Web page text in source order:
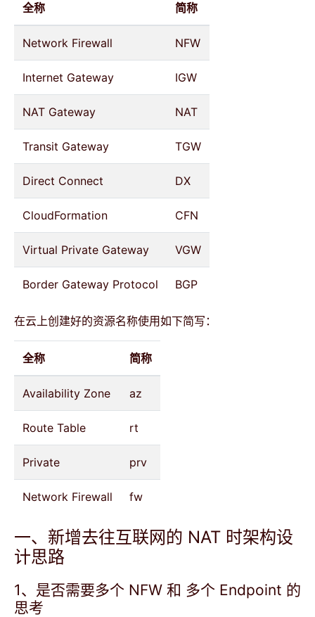
全称 简称
Network Firewall NFW
Internet Gateway IGW
NAT Gateway NAT
Transit Gateway TGW
Direct Connect DX
CloudFormation CFN
Virtual Private Gateway VGW
Border Gateway Protocol BGP
在云上创建好的资源名称使用如下简写：
全称 简称
Availability Zone az
Route Table rt
Private prv
Network Firewall fw
一、新增去往互联网的 NAT 时架构设
计思路
1、是否需要多个 NFW 和 多个 Endpoint 的
思考